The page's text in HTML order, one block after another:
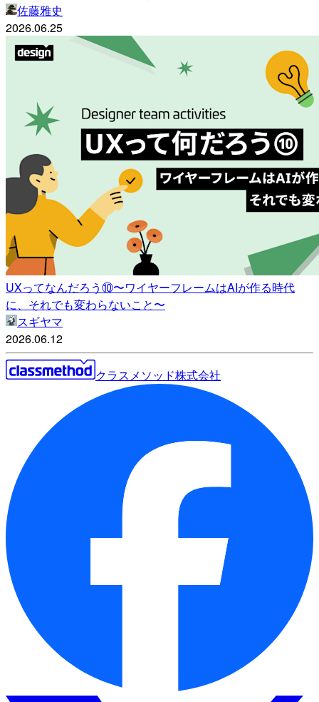
佐藤雅史
2026.06.25
UXってなんだろう⑩〜ワイヤーフレームはAIが作る時代
に、それでも変わらないこと〜
スギヤマ
2026.06.12
クラスメソッド株式会社